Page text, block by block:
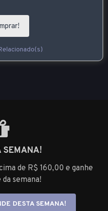
SEMANA!
de R$ 160,00 e ganhe
semana!
DESTA SEMANA!